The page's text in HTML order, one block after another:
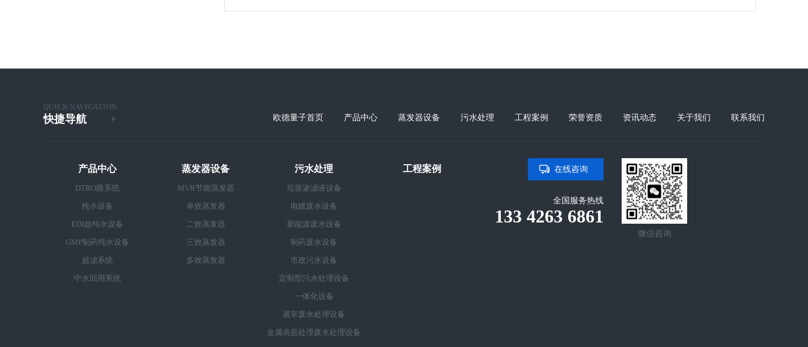
QUICK NAVIGATION
快捷导航 欧德量子首页 产品中心 蒸发器设备 污水处理 工程案例 荣誉资质 资讯动态 关于我们 联系我们
产品中心
DTRO膜系统
纯水设备
EDI超纯水设备
GMP制药纯水设备
超滤系统
中水回用系统
蒸发器设备
MVR节能蒸发器
单效蒸发器
二效蒸发器
三效蒸发器
多效蒸发器
污水处理
垃圾渗滤液设备
电镀废水设备
新能源废水设备
制药废水设备
市政污水设备
定制型污水处理设备
一体化设备
屠宰废水处理设备
金属表面处理废水处理设备
工程案例 在线咨询
全国服务热线
133 4263 6861
微信咨询